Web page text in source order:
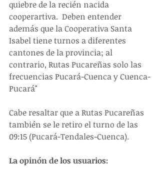
quiebre de la recién nacida
cooperartiva.  Deben entender
además que la Cooperativa Santa
Isabel tiene turnos a diferentes
cantones de la provincia; al
contrario, Rutas Pucareñas solo las
frecuencias Pucará-Cuenca y Cuenca-
Pucará"
Cabe resaltar que a Rutas Pucareñas
también se le retiro el turno de las
09:15 (Pucará-Tendales-Cuenca).
La opinón de los usuarios: